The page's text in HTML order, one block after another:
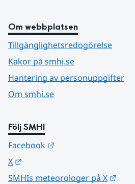
Om webbplatsen
Tillgänglighetsredogörelse
Kakor på smhi.se
Hantering av personuppgifter
Om smhi.se
Följ SMHI
Facebook
X
SMHIs meteorologer på X